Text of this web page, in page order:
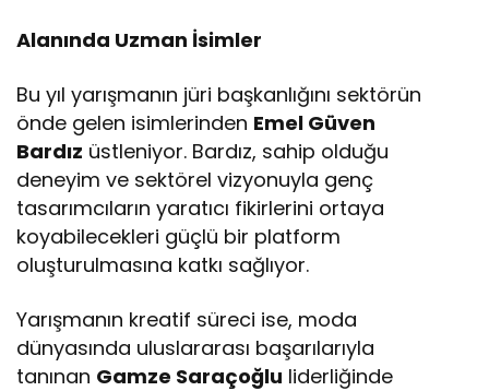
Alanında Uzman İsimler
Bu yıl yarışmanın jüri başkanlığını sektörün
önde gelen isimlerinden Emel Güven
Bardız üstleniyor. Bardız, sahip olduğu
deneyim ve sektörel vizyonuyla genç
tasarımcıların yaratıcı fikirlerini ortaya
koyabilecekleri güçlü bir platform
oluşturulmasına katkı sağlıyor.
Yarışmanın kreatif süreci ise, moda
dünyasında uluslararası başarılarıyla
tanınan Gamze Saraçoğlu liderliğinde